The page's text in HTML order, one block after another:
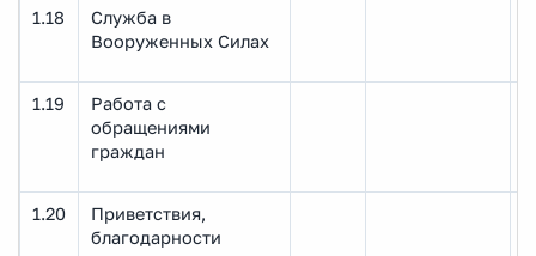
1.18
Служба в
Вооруженных Силах
1.19
Работа с
обращениями
граждан
1.20
Приветствия,
благодарности